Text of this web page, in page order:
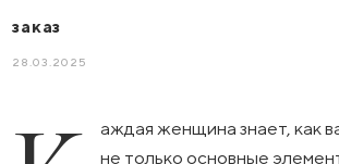
заказ
28.03.2025
аждая женщина знает, как
не только основные